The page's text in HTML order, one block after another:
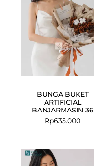
BUNGA BUKET
ARTIFICIAL
BANJARMASIN 36
Rp635.000